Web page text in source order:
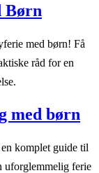
Børn
med børn! Få
råd for en
med børn
komplet guide til
uforglemmelig ferie